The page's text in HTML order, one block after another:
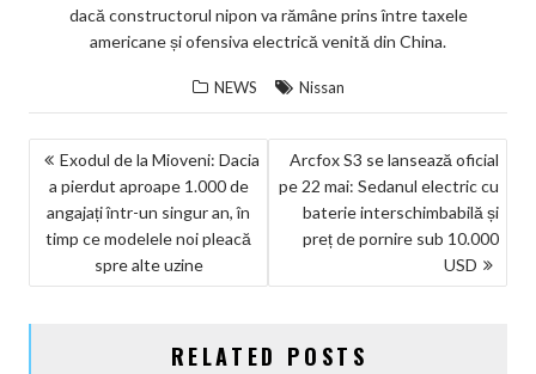
dacă constructorul nipon va rămâne prins între taxele
americane și ofensiva electrică venită din China.
NEWS Nissan
NAVIGARE
ÎN
ARTICOLE
Exodul de la Mioveni: Dacia
a pierdut aproape 1.000 de
angajați într-un singur an, în
timp ce modelele noi pleacă
spre alte uzine
Arcfox S3 se lansează oficial
pe 22 mai: Sedanul electric cu
baterie interschimbabilă și
preț de pornire sub 10.000
USD
RELATED POSTS